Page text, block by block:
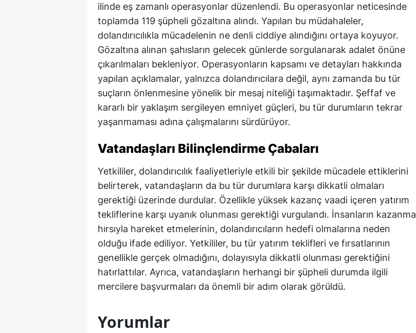
ilinde eş zamanlı operasyonlar düzenlendi. Bu operasyonlar neticesinde
toplamda 119 şüpheli gözaltına alındı. Yapılan bu müdahaleler,
dolandırıcılıkla mücadelenin ne denli ciddiye alındığını ortaya koyuyor.
Gözaltına alınan şahısların gelecek günlerde sorgulanarak adalet önüne
çıkarılmaları bekleniyor. Operasyonların kapsamı ve detayları hakkında
yapılan açıklamalar, yalnızca dolandırıcılara değil, aynı zamanda bu tür
suçların önlenmesine yönelik bir mesaj niteliği taşımaktadır. Şeffaf ve
kararlı bir yaklaşım sergileyen emniyet güçleri, bu tür durumların tekrar
yaşanmaması adına çalışmalarını sürdürüyor.
Vatandaşları Bilinçlendirme Çabaları
Yetkililer, dolandırıcılık faaliyetleriyle etkili bir şekilde mücadele ettiklerini
belirterek, vatandaşların da bu tür durumlara karşı dikkatli olmaları
gerektiği üzerinde durdular. Özellikle yüksek kazanç vaadi içeren yatırım
tekliflerine karşı uyanık olunması gerektiği vurgulandı. İnsanların kazanma
hırsıyla hareket etmelerinin, dolandırıcıların hedefi olmalarına neden
olduğu ifade ediliyor. Yetkililer, bu tür yatırım teklifleri ve fırsatlarının
genellikle gerçek olmadığını, dolayısıyla dikkatli olunması gerektiğini
hatırlattılar. Ayrıca, vatandaşların herhangi bir şüpheli durumda ilgili
mercilere başvurmaları da önemli bir adım olarak görüldü.
Yorumlar